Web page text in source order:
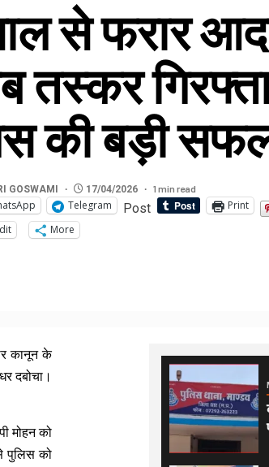
से फरार
तस्कर
की बड़ी
GOSWAMI 17/04/2026 1 min read
Telegram Post Print
More
कानून के
दबोचा।
मोहन को
पुलिस को